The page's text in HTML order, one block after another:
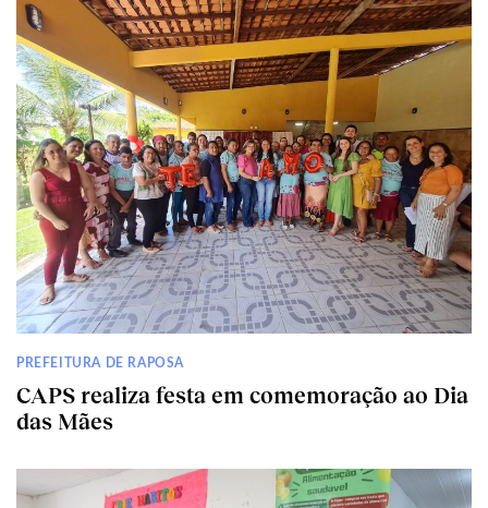
PREFEITURA DE RAPOSA
CAPS realiza festa em comemoração ao Dia
das Mães